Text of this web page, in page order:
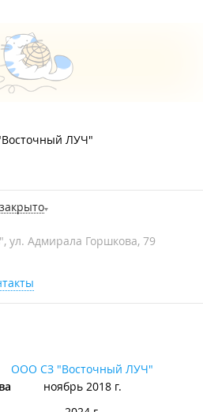
ЛУЧ"
ул. Адмирала Горшкова, 79
ООО СЗ "Восточный ЛУЧ"
ноябрь 2018 г.